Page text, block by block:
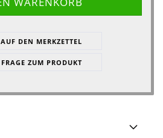
AUF DEN MERKZETTEL
FRAGE ZUM PRODUKT